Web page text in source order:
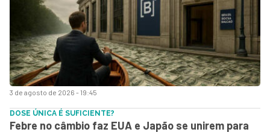
3 de agosto de 2026 - 19:45
DOSE ÚNICA É SUFICIENTE?
Febre no câmbio faz EUA e Japão se unirem para